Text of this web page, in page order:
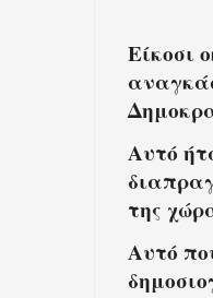
Είκοσι
Αυτό
της
Αυτό